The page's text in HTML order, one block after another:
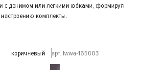
и с денимом или легкими юбками, формируя
комплекты.
коричневый арт. lwwa-165003